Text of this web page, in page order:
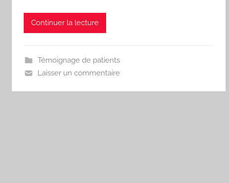
Continuer la lecture
Témoignage de patients
Laisser un commentaire